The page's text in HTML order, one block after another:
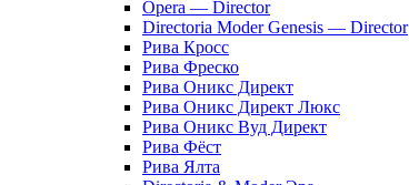
Opera — Director
Directoria Moder Genesis — Director
Рива Кросс
Рива Фреско
Рива Оникс Директ
Рива Оникс Директ Люкс
Рива Оникс Вуд Директ
Рива Фёст
Рива Ялта